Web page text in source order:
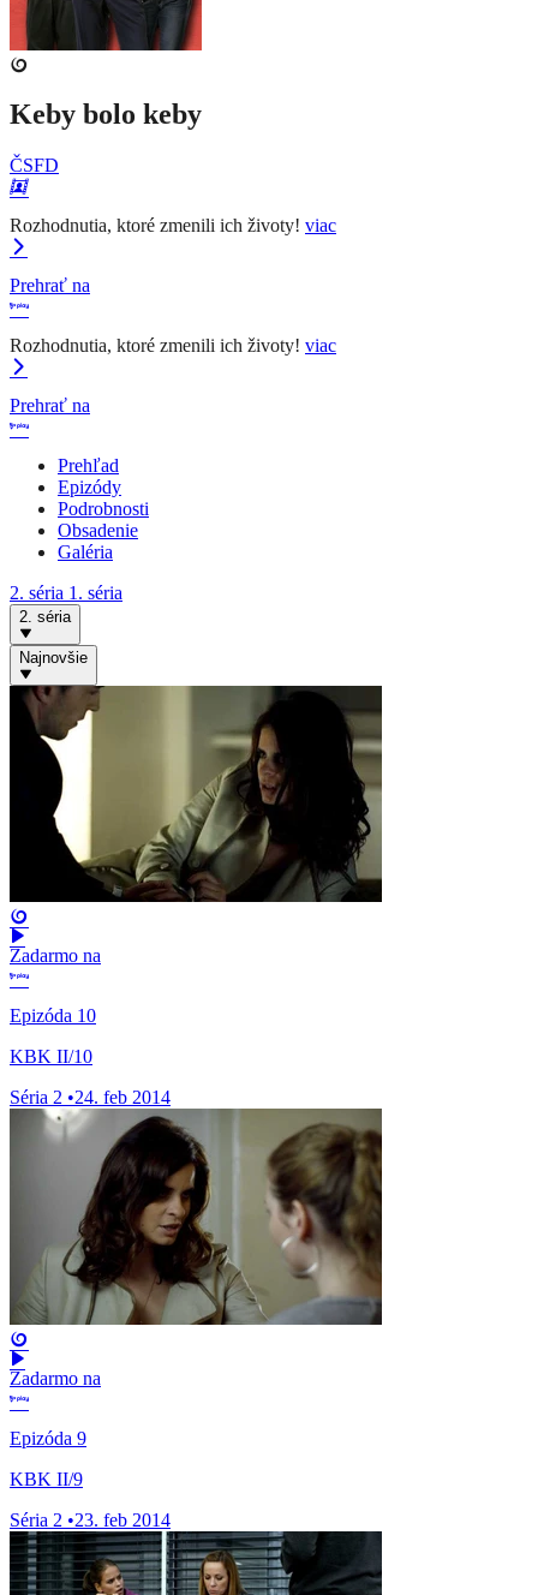
Keby bolo keby
ČSFD
Rozhodnutia, ktoré zmenili ich životy! viac
Prehrať na
Rozhodnutia, ktoré zmenili ich životy! viac
Prehrať na
Prehľad
Epizódy
Podrobnosti
Obsadenie
Galéria
2. séria 1. séria
2. séria
Najnovšie
Zadarmo na
Epizóda 10
KBK II/10
Séria 2 •24. feb 2014
Zadarmo na
Epizóda 9
KBK II/9
Séria 2 •23. feb 2014